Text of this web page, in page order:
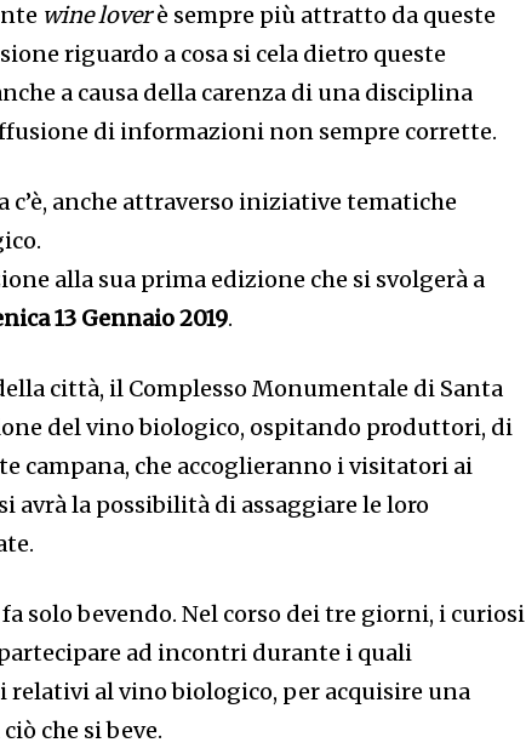
wine loverè sempre più attratto da queste
riguardo a cosa si cela dietro queste
a causa della carenza di una disciplina
di informazioni non sempre corrette.
c’è, anche attraverso iniziative tematiche
alla sua prima edizione che si svolgerà a
13 Gennaio 2019.
città, il Complesso Monumentale di Santa
del vino biologico, ospitando produttori, di
campana, che accoglieranno i visitatori ai
avrà la possibilità di assaggiare le loro
solo bevendo. Nel corso dei tre giorni, i curiosi
ad incontri durante i quali
al vino biologico, per acquisire una
che si beve.